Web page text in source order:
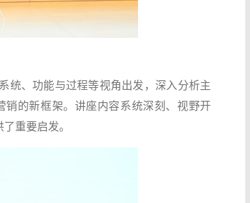
统、功能与过程等视角出发，深入分析主
的新框架。讲座内容系统深刻、视野开
重要启发。